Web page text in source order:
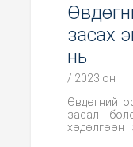
засах
нь
/ 2023 он
Өвдөгний
засал
хөдөлгөөн